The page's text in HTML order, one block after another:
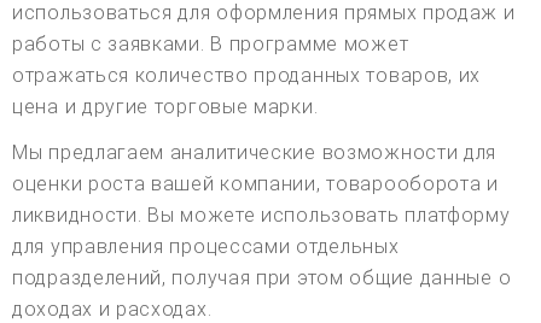
использоваться для оформления прямых продаж и
работы с заявками. В программе может
отражаться количество проданных товаров, их
цена и другие торговые марки.
Мы предлагаем аналитические возможности для
оценки роста вашей компании, товарооборота и
ликвидности. Вы можете использовать платформу
для управления процессами отдельных
подразделений, получая при этом общие данные о
доходах и расходах.